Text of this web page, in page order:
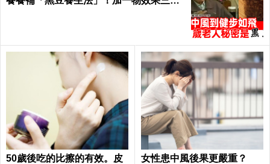
50歲後吃的比擦的有效。皮
女性患中風後果更嚴重？